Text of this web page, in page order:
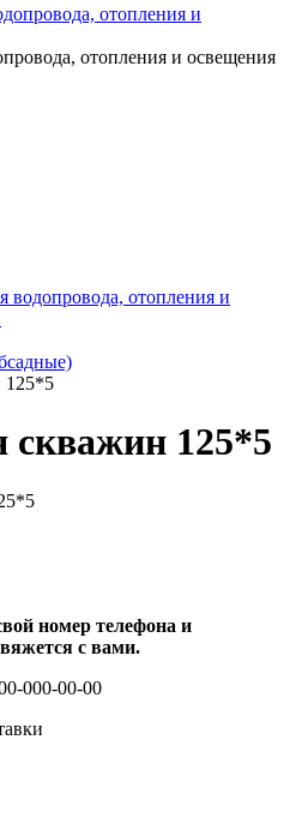
отопления и освещения
водопровода, отопления и
125*5
скважин 125*5
номер телефона и
с вами.
000-00-00